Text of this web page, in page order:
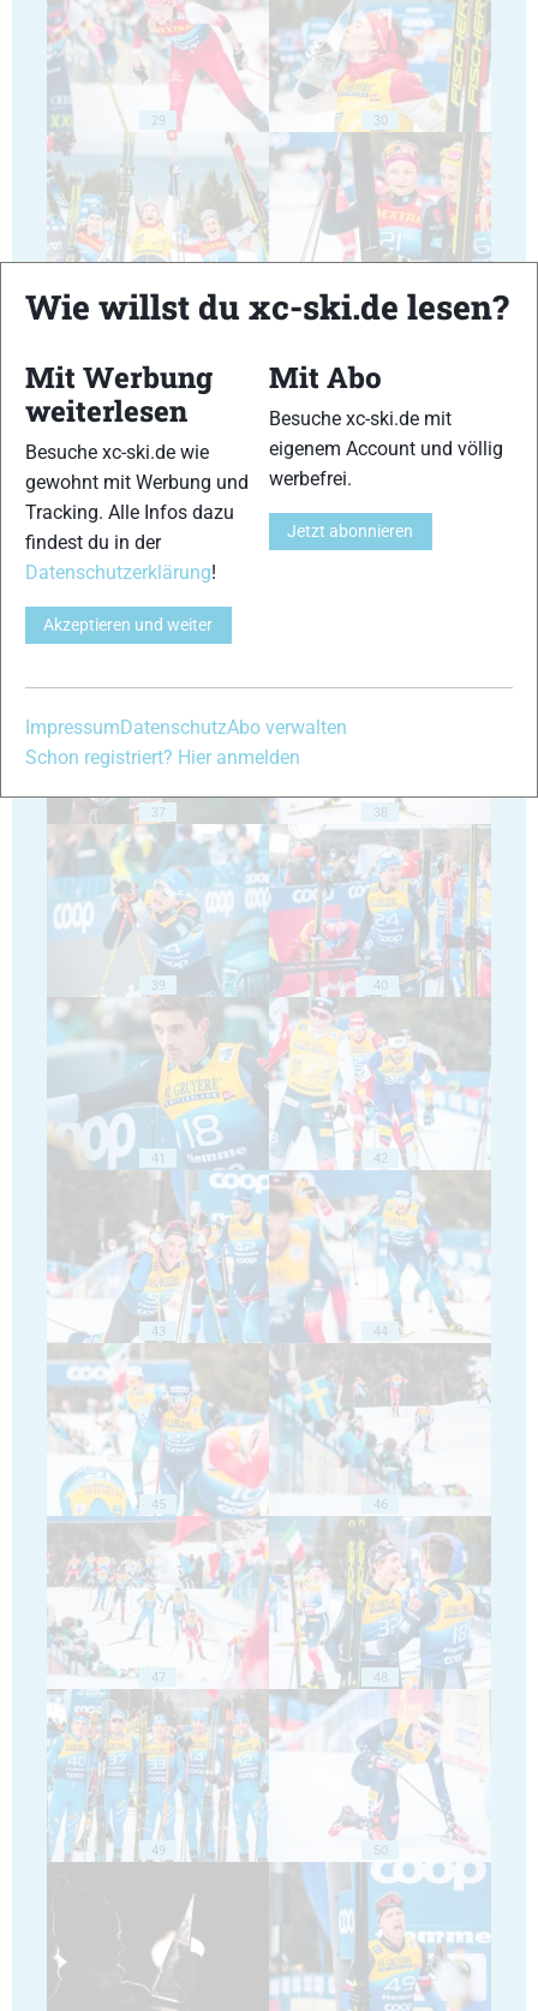
29 30
31 32
37 38
39 40
41 42
43 44
45 46
47 48
49 50
Wie willst du xc-ski.de lesen?
Mit Werbung
weiterlesen
Besuche xc-ski.de wie
gewohnt mit Werbung und
Tracking. Alle Infos dazu
findest du in der
Datenschutzerklärung!
Akzeptieren und weiter
Mit Abo
Besuche xc-ski.de mit
eigenem Account und völlig
werbefrei.
Jetzt abonnieren
ImpressumDatenschutzAbo verwalten
Schon registriert? Hier anmelden